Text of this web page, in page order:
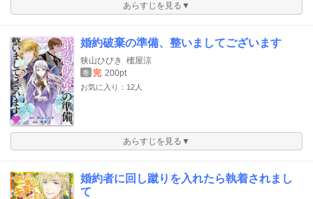
あらすじを見る▼
婚約破棄の準備、整いましてございます
狭山ひびき 櫁屋涼
巻 完 200pt
お気に入り：12人
あらすじを見る▼
婚約者に回し蹴りを入れたら執着されまし
て